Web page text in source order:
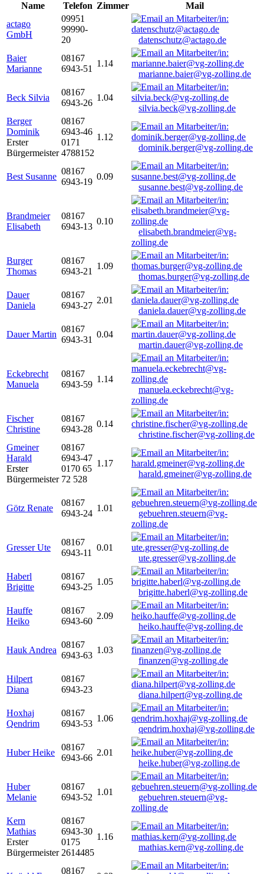
Name
Telefon Zimmer
Mail
actago
GmbH
09951
99990-
20
datenschutz@actago.de
Baier
Marianne
08167
6943-51
1.14
marianne.baier@vg-zolling.de
Beck Silvia
08167
6943-26
1.04
silvia.beck@vg-zolling.de
Berger
Dominik
Erster
Bürgermeister
08167
6943-46
0171
4788152
1.12
dominik.berger@vg-zolling.de
Best Susanne
08167
6943-19
0.09
susanne.best@vg-zolling.de
Brandmeier
Elisabeth
08167
6943-13
0.10
elisabeth.brandmeier@vg-
zolling.de
Burger
Thomas
08167
6943-21
1.09
thomas.burger@vg-zolling.de
Dauer
Daniela
08167
6943-27
2.01
daniela.dauer@vg-zolling.de
Dauer Martin
08167
6943-31
0.04
martin.dauer@vg-zolling.de
Eckebrecht
Manuela
08167
6943-59
1.14
manuela.eckebrecht@vg-
zolling.de
Fischer
Christine
08167
6943-28
0.14
christine.fischer@vg-zolling.de
Gmeiner
Harald
Erster
Bürgermeister
08167
6943-47
0170 65
72 528
1.17
harald.gmeiner@vg-zolling.de
Götz Renate
08167
6943-24
1.01
gebuehren.steuern@vg-
zolling.de
Gresser Ute
08167
6943-11
0.01
ute.gresser@vg-zolling.de
Haberl
Brigitte
08167
6943-25
1.05
brigitte.haberl@vg-zolling.de
Hauffe
Heiko
08167
6943-60
2.09
heiko.hauffe@vg-zolling.de
Hauk Andrea
08167
6943-63
1.03
finanzen@vg-zolling.de
Hilpert
Diana
08167
6943-23
diana.hilpert@vg-zolling.de
Hoxhaj
Qendrim
08167
6943-53
1.06
qendrim.hoxhaj@vg-zolling.de
Huber Heike
08167
6943-66
2.01
heike.huber@vg-zolling.de
Huber
Melanie
08167
6943-52
1.01
gebuehren.steuern@vg-
zolling.de
Kern
Mathias
Erster
Bürgermeister
08167
6943-30
0175
2614485
1.16
mathias.kern@vg-zolling.de
08167